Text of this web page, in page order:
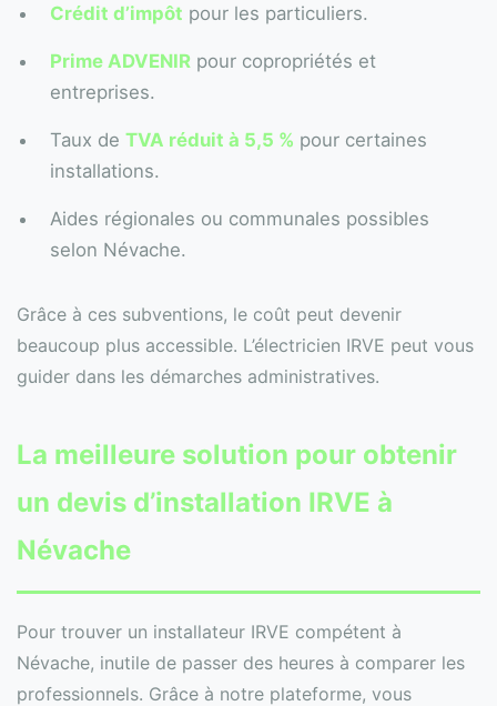
Crédit d’impôt pour les particuliers.
Prime ADVENIR pour copropriétés et
entreprises.
Taux de TVA réduit à 5,5 % pour certaines
installations.
Aides régionales ou communales possibles
selon Névache.
Grâce à ces subventions, le coût peut devenir
beaucoup plus accessible. L’électricien IRVE peut vous
guider dans les démarches administratives.
La meilleure solution pour obtenir
un devis d’installation IRVE à
Névache
Pour trouver un installateur IRVE compétent à
Névache, inutile de passer des heures à comparer les
professionnels. Grâce à notre plateforme, vous